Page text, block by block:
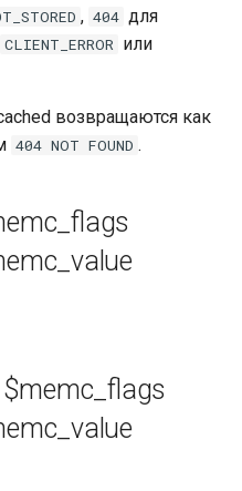
, 404 для
CLIENT_ERROR или
возвращаются как
404 NOT FOUND .